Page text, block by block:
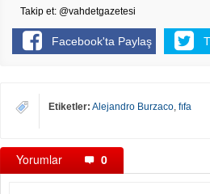
Takip et: @vahdetgazetesi
Facebook'ta Paylaş
Etiketler: Alejandro Burzaco, fıfa
Yorumlar 0